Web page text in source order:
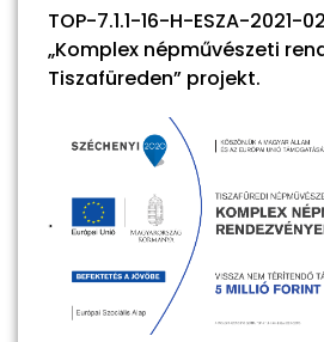
TOP-7.1.1-16-H-ESZA-2021-
„Komplex népművészeti
Tiszafüreden” projekt.